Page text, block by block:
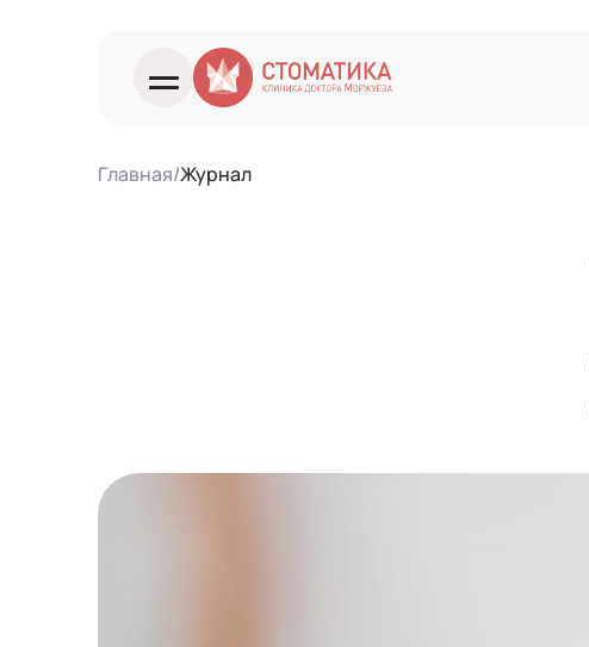
Для иногородних
Главная/Журнал